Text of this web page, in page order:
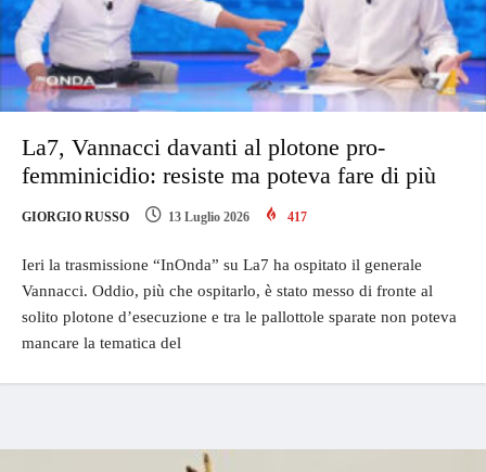
La7, Vannacci davanti al plotone pro-
femminicidio: resiste ma poteva fare di più
GIORGIO RUSSO 13 Luglio 2026 417
Ieri la trasmissione “InOnda” su La7 ha ospitato il generale
Vannacci. Oddio, più che ospitarlo, è stato messo di fronte al
solito plotone d’esecuzione e tra le pallottole sparate non poteva
mancare la tematica del